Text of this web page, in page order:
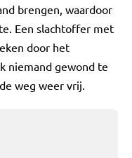
brengen, waardoor
Een slachtoffer met
door het
niemand gewond te
weg weer vrij.